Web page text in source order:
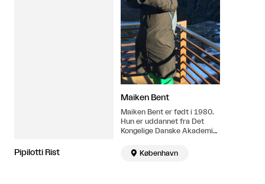
Pipilotti Rist
Maiken Bent
Maiken Bent er født i 1980.
Hun er uddannet fra Det
Kongelige Danske Akademi
i København.
 København